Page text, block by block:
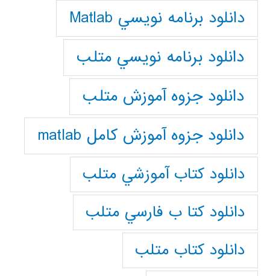
دانلود برنامه نويسي Matlab
دانلود برنامه نويسي متلب
دانلود جزوه آموزش متلب
دانلود جزوه آموزش کامل matlab
دانلود كتاب آموزشي متلب
دانلود كتا ب فارسي متلب
دانلود كتاب متلب